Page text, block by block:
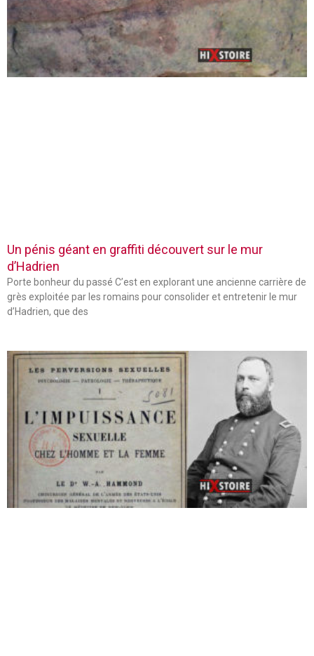
Un pénis géant en graffiti découvert sur le mur
d’Hadrien
Porte bonheur du passé C’est en explorant une ancienne carrière de
grès exploitée par les romains pour consolider et entretenir le mur
d’Hadrien, que des